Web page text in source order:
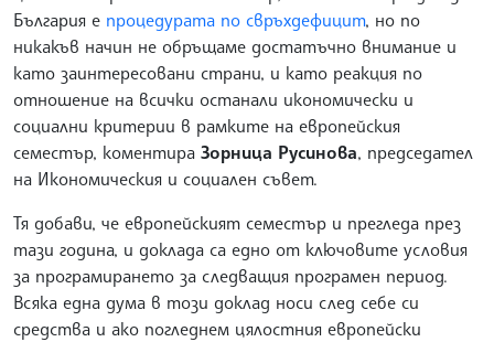
България е процедурата по свръхдефицит, но по
никакъв начин не обръщаме достатъчно внимание и
като заинтересовани страни, и като реакция по
отношение на всички останали икономически и
социални критерии в рамките на европейския
семестър, коментира Зорница Русинова, председател
на Икономическия и социален съвет.
Тя добави, че европейският семестър и прегледа през
тази година, и доклада са едно от ключовите условия
за програмирането за следващия програмен период.
Всяка една дума в този доклад носи след себе си
средства и ако погледнем цялостния европейски